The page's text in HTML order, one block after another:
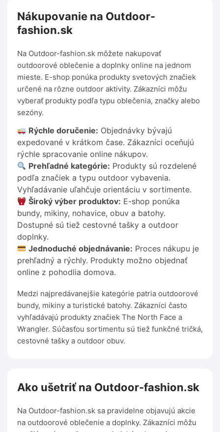
Nákupovanie na Outdoor-
fashion.sk
Na Outdoor-fashion.sk môžete nakupovať
outdoorové oblečenie a doplnky online na jednom
mieste. E-shop ponúka produkty svetových značiek
určené na rôzne outdoor aktivity. Zákazníci môžu
vyberať produkty podľa typu oblečenia, značky alebo
sezóny.
Rýchle doručenie: Objednávky bývajú
expedované v krátkom čase. Zákazníci oceňujú
rýchle spracovanie online nákupov.
Prehľadné kategórie: Produkty sú rozdelené
podľa značiek a typu outdoor vybavenia.
Vyhľadávanie uľahčuje orientáciu v sortimente.
Široký výber produktov: E-shop ponúka
bundy, mikiny, nohavice, obuv a batohy.
Dostupné sú tiež cestovné tašky a outdoor
doplnky.
Jednoduché objednávanie: Proces nákupu je
prehľadný a rýchly. Produkty možno objednať
online z pohodlia domova.
Medzi najpredávanejšie kategórie patria outdoorové
bundy, mikiny a turistické batohy. Zákazníci často
vyhľadávajú produkty značiek The North Face a
Wrangler. Súčasťou sortimentu sú tiež funkčné tričká,
cestovné tašky a outdoor obuv.
Ako ušetriť na Outdoor-fashion.sk
Na Outdoor-fashion.sk sa pravidelne objavujú akcie
na outdoorové oblečenie a doplnky. Zákazníci môžu